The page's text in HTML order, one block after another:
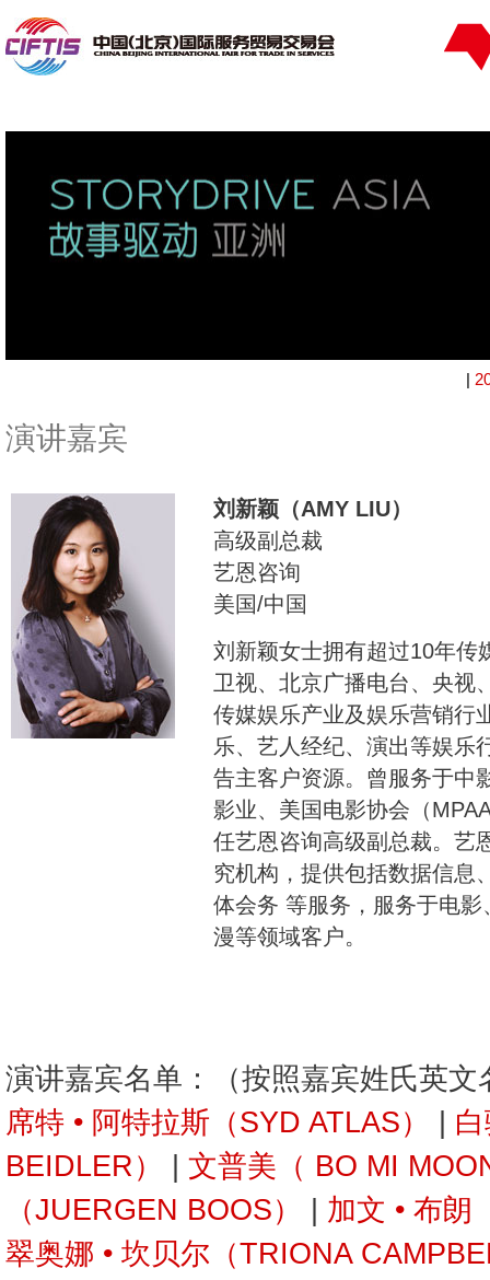
|
演讲嘉宾
刘新颖（AMY LIU）
高级副总裁
艺恩咨询
美国/中国
刘新颖女士拥有超过10年传
卫视、北京广播电台、央视
传媒娱乐产业及娱乐营销行
乐、艺人经纪、演出等娱乐
告主客户资源。曾服务于中
影业、美国电影协会（
任艺恩咨询高级副总裁。艺
究机构，提供包括数据信息
体会务 等服务，服务于电
漫等领域客户。
演讲嘉宾名单：（按照嘉宾姓氏英文
席特 • 阿特拉斯（SYD ATLAS）
BEIDLER）
文普美（ BO MI
（JUERGEN BOOS）
加文 • 布朗
翠奥娜 • 坎贝尔（TRIONA